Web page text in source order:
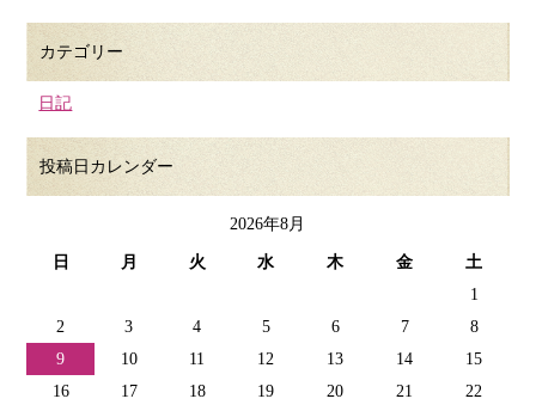
カテゴリー
日記
投稿日カレンダー
2026年8月
日 月 火 水 木 金
土
1
2
3 4 5 6 7
8
9
10 11 12 13 14
15
16
17 18 19 20 21 22